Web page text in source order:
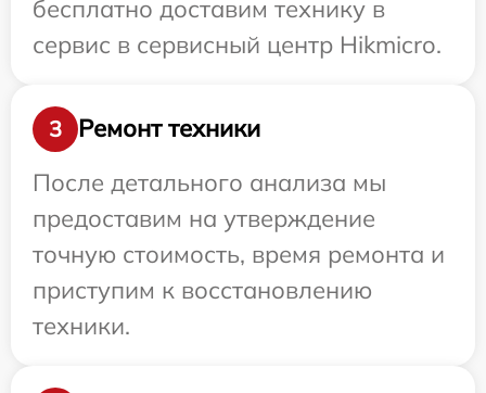
бесплатно доставим технику в
сервис в сервисный центр Hikmicro.
3
Ремонт техники
После детального анализа мы
предоставим на утверждение
точную стоимость, время ремонта и
приступим к восстановлению
техники.